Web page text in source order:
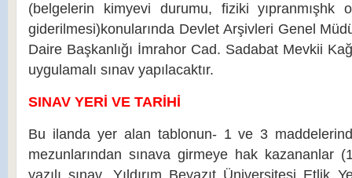
(belgelerin kimyevi durumu, fiziki yıpranmışhk
giderilmesi)konularında Devlet Arşivleri Genel
Daire Başkanlığı İmrahor Cad. Sadabat Mevkii
uygulamalı sınav yapılacaktır.
SINAV YERİ VE TARİHİ
Bu ilanda yer alan tablonun- 1 ve 3
mezunlarından sınava girmeye hak kazananlar
yazılı sınav, Yıldırım Beyazıt Üniversitesi Etlik